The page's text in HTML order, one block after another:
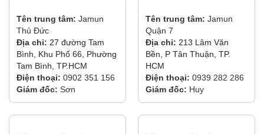
Tên trung tâm: Jamun
Thủ Đức
Địa chỉ: 27 đường Tam
Bình, Khu Phố 66, Phường
Tam Bình, TP.HCM
Điện thoại: 0902 351 156
Giám đốc: Sơn
Tên trung tâm: Jamun
Quận 7
Địa chỉ: 213 Lâm Văn
Bền, P Tân Thuận, TP.
HCM
Điện thoại: 0939 282 286
Giám đốc: Huy